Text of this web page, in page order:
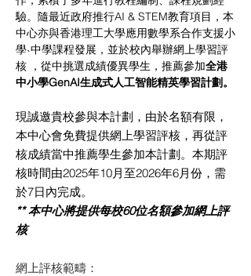
驗。隨最近政府推行AI & STEM教育項目，本
中心亦與香港理工大學應用數學系合作支援小
學˴中學課程發展，並於校內舉辦網上學習評
核 ，從中挑選成績優異學生，推薦參加全港
中小學GenAI生成式人工智能精英學習計劃。
現誠邀貴校參與本計劃，由於名額有限，
本中心會免費提供網上學習評核，再從評
核成績當中推薦學生參加本計劃。本期評
核時間由2025年10月至2026年6月份，需
於7日內完成。
** 本中心將提供每校60位名額參加網上評
核
網上評核範疇：